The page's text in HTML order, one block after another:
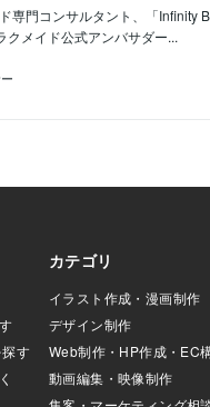
専門コンサルタント、「Infinity
メイド公式アンバサダー...